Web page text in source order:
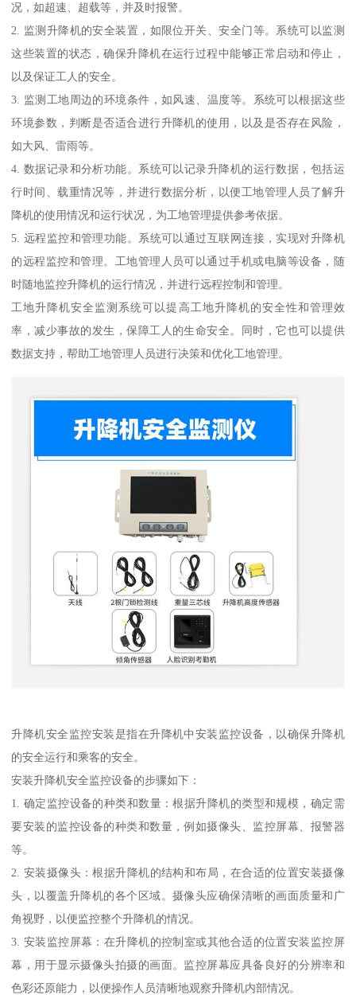
况，如超速、超载等，并及时报警。
2. 监测升降机的安全装置，如限位开关、安全门等。系统可以监测
这些装置的状态，确保升降机在运行过程中能够正常启动和停止，
以及保证工人的安全。
3. 监测工地周边的环境条件，如风速、温度等。系统可以根据这些
环境参数，判断是否适合进行升降机的使用，以及是否存在风险，
如大风、雷雨等。
4. 数据记录和分析功能。系统可以记录升降机的运行数据，包括运
行时间、载重情况等，并进行数据分析，以便工地管理人员了解升
降机的使用情况和运行状况，为工地管理提供参考依据。
5. 远程监控和管理功能。系统可以通过互联网连接，实现对升降机
的远程监控和管理。工地管理人员可以通过手机或电脑等设备，随
时随地监控升降机的运行情况，并进行远程控制和管理。
工地升降机安全监测系统可以提高工地升降机的安全性和管理效
率，减少事故的发生，保障工人的生命安全。同时，它也可以提供
数据支持，帮助工地管理人员进行决策和优化工地管理。
升降机安全监控安装是指在升降机中安装监控设备，以确保升降机
的安全运行和乘客的安全。
安装升降机安全监控设备的步骤如下：
1. 确定监控设备的种类和数量：根据升降机的类型和规模，确定需
要安装的监控设备的种类和数量，例如摄像头、监控屏幕、报警器
等。
2. 安装摄像头：根据升降机的结构和布局，在合适的位置安装摄像
头，以覆盖升降机的各个区域。摄像头应确保清晰的画面质量和广
角视野，以便监控整个升降机的情况。
3. 安装监控屏幕：在升降机的控制室或其他合适的位置安装监控屏
幕，用于显示摄像头拍摄的画面。监控屏幕应具备良好的分辨率和
色彩还原能力，以便操作人员清晰地观察升降机内部情况。